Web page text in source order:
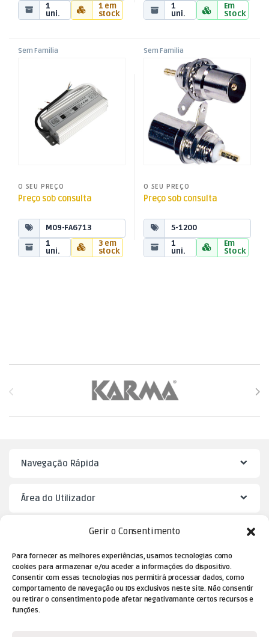
Gerir o Consentimento
Para fornecer as melhores experiências, usamos tecnologias como
cookies para armazenar e/ou aceder a informações do dispositivo.
Consentir com essas tecnologias nos permitirá processar dados, como
comportamento de navegação ou IDs exclusivos neste site. Não consentir
ou retirar o consentimento pode afetar negativamante certos recursos e
funções.
1
uni.
1 em
stock
1
uni.
Em
Stock
Sem Familia
O SEU PREÇO
Preço sob consulta
M09-FA6713
1
uni.
3 em
stock
Sem Familia
Ficha TV Macho Chassi Rosca
O SEU PREÇO
Preço sob consulta
5-1200
1
uni.
Em
Stock
Navegação Rápida
Área do Utilizador